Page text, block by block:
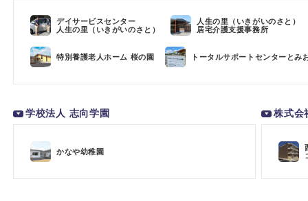
デイサービスセンター
人生の里（いきがいのさと）
人生の里（いきがいのさと）
居宅介護支援事務所
特別養護老人ホーム 桜の園 トータルサポートセンターとみ
学校法人 志向学園
かなや幼稚園
株式会